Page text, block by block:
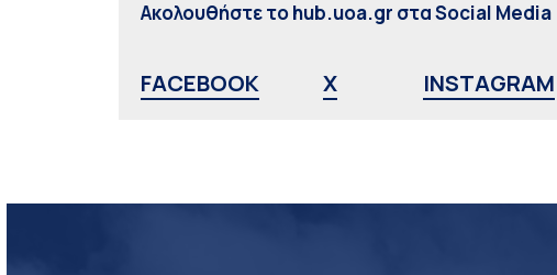
Ακολουθήστε το hub.uoa.gr στα Social Media
FACEBOOK X INSTAGRAM